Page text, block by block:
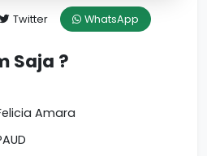
Twitter WhatsApp
Saja ?
Amara